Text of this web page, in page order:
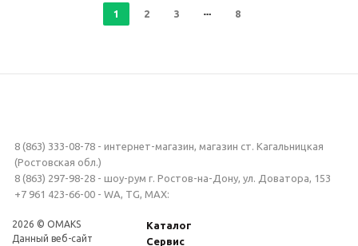
1 2 3 8
8 (863) 333-08-78 - интернет-магазин, магазин ст. Кагальницкая
(Ростовская обл.)
8 (863) 297-98-28 - шоу-рум г. Ростов-на-Дону, ул. Доватора, 153
+7 961 423-66-00 - WA, TG, MAX:
2026 © OMAKS
Данный веб-сайт
Каталог
Сервис